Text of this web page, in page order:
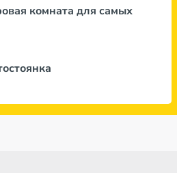
комната для самых